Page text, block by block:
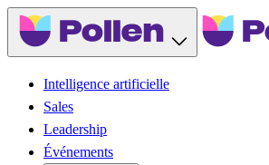
Intelligence artificielle
Sales
Leadership
Événements